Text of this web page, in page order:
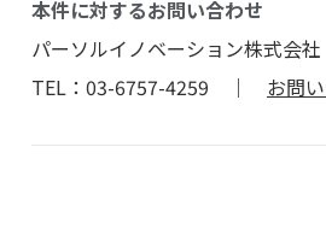
本件に対するお問い合わせ
パーソルイノベーション株式会
TEL：03-6757-4259 ｜ お問